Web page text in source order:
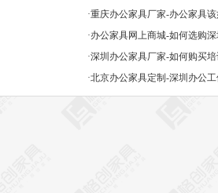
·重庆办公家具厂家-办公家具
·深圳办公家具厂家-如何购买培